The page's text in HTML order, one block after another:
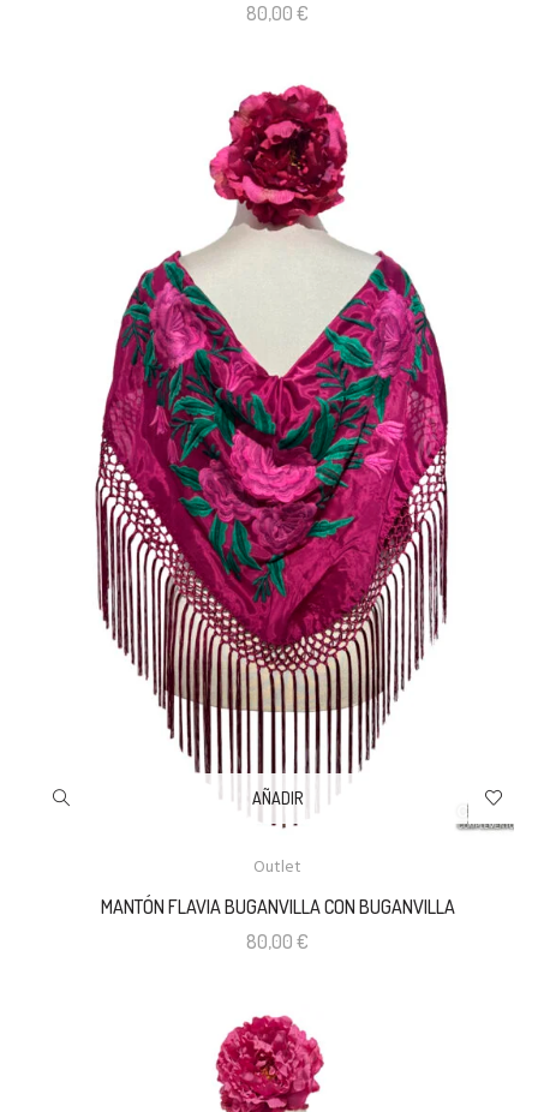
80,00 €
AÑADIR
Outlet
MANTÓN FLAVIA BUGANVILLA CON BUGANVILLA
80,00 €